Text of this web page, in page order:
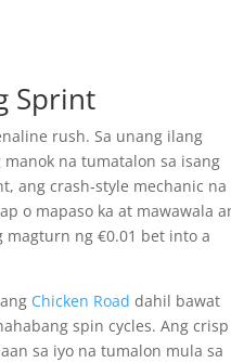
Sprint
rush. Sa unang ilang
na tumatalon sa isang
ang crash‑style mechanic
o mapaso ka at mawawala
magturn ng €0.01 bet into a
Chicken Road dahil bawat
spin cycles. Ang crisp
sa iyo na tumalon mula sa